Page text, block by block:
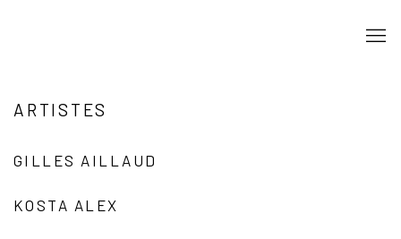
ARTISTES
GILLES AILLAUD
KOSTA ALEX